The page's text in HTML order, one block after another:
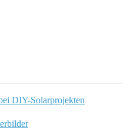
DIY-Solarprojekten